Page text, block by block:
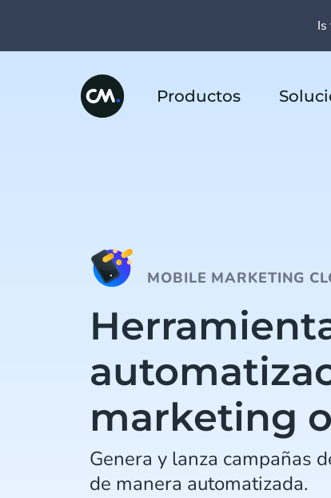
Productos
MOBILE MARKETING
marketing
Genera y lanza campañas
de manera automatizada.